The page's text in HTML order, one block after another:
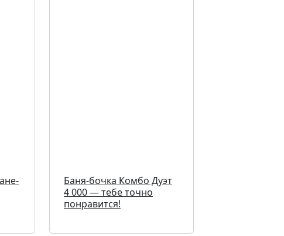
Баня-бочка Комбо Дуэт
4 000 — тебе точно
понравится!